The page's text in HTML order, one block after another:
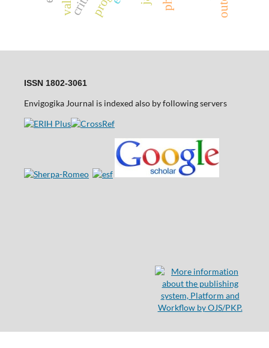
ISSN 1802-3061
Envigogika Journal is indexed also by following servers